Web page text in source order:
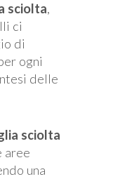
sciolta,
ci
di
ogni
delle
sciolta
aree
una